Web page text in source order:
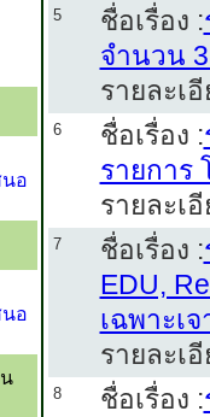
นอ
นอ
5 ชื่อเรื่อง :
จำนวน
รายละเ
6 ชื่อเรื่อง :
รายการ
รายละเ
7 ชื่อเรื่อง :
EDU,
เฉพาะเจ
รายละเ
8 ชื่อเรื่อง :